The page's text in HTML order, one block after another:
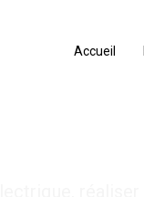
Accueil